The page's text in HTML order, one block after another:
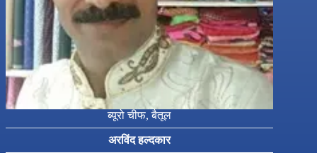
ब्यूरो चीफ, बैतूल
अरविंद हल्दकार